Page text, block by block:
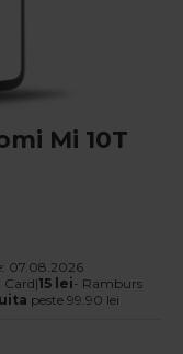
Mi 10T
07.08.2026
Card|15 lei- Ramburs
peste 99.90 lei